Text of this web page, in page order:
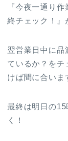
『今夜一通り
終チェック！』
翌営業日中に品
ているか？をチ
けば間に合いま
最終は明日の
く！